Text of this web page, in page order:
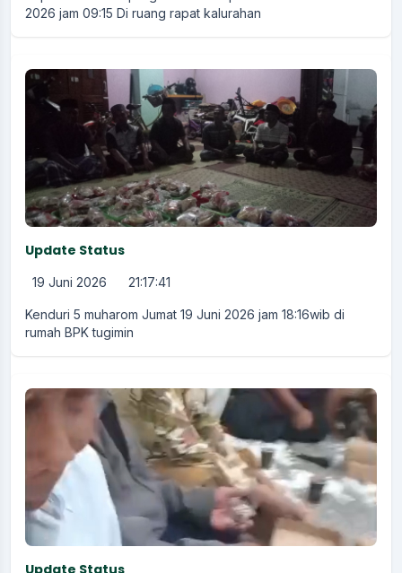
2026 jam 09:15 Di ruang rapat kalurahan
Update Status
19 Juni 2026 21:17:41
Kenduri 5 muharom Jumat 19 Juni 2026 jam 18:16wib di
rumah BPK tugimin
Update Status